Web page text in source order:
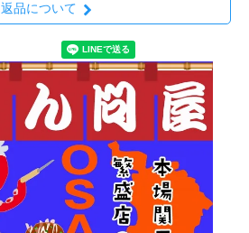
返品について